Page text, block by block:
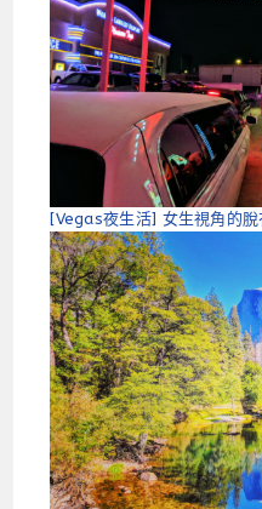
[Vegas夜生活] 女生視角的